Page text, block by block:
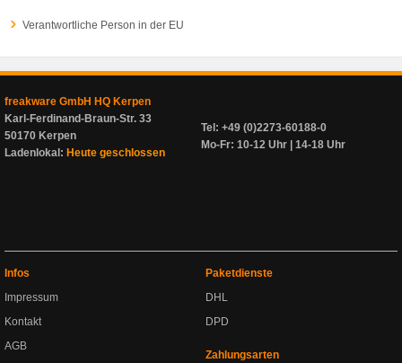
Verantwortliche Person in der EU
freakware GmbH HQ Kerpen
Karl-Ferdinand-Braun-Str. 33
50170 Kerpen
Ladenlokal: Heute geschlossen
Tel: +49 (0)2273-60188-0
Mo-Fr: 10-12 Uhr | 14-18 Uhr
Infos
Impressum
Kontakt
AGB
Paketdienste
DHL
DPD
Zahlungsarten